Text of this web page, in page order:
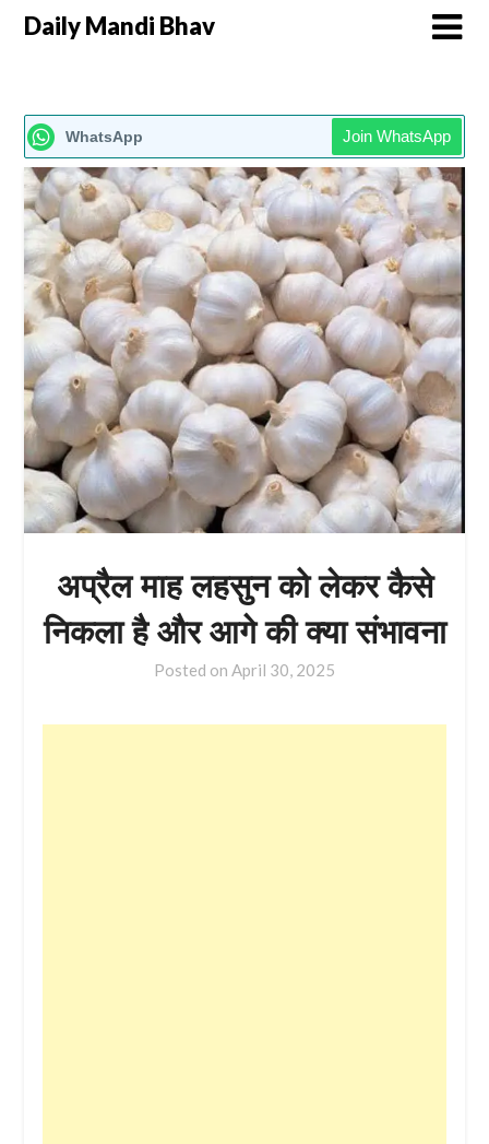
Daily Mandi Bhav
WhatsApp Join WhatsApp
अप्रैल माह लहसुन को लेकर कैसे
निकला है और आगे की क्या संभावना
Posted on April 30, 2025